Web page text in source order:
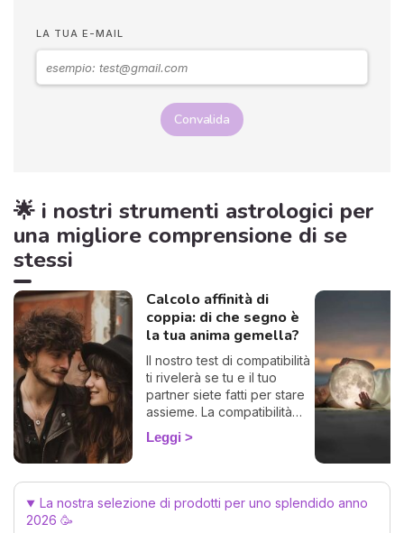
LA TUA E-MAIL
Convalida
🌟 i nostri strumenti astrologici per
una migliore comprensione di se
stessi
Calcolo affinità di
coppia: di che segno è
la tua anima gemella?
Il nostro test di compatibilità
ti rivelerà se tu e il tuo
partner siete fatti per stare
assieme. La compatibilità
zodiacale è uno strumento
formidabile per scoprire di
gemella, la persona perfetta
con la quale trascorrere
tutta la tua vita. Calcola
Leggi
La nostra selezione di prodotti per uno splendido anno
2026 🥳